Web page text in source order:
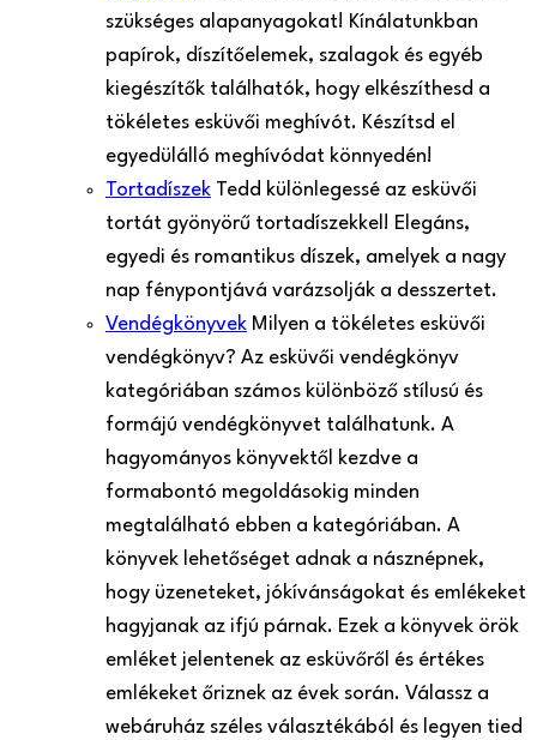
szükséges alapanyagokat! Kínálatunkban
papírok, díszítőelemek, szalagok és egyéb
kiegészítők találhatók, hogy elkészíthesd a
tökéletes esküvői meghívót. Készítsd el
egyedülálló meghívódat könnyedén!
Tortadíszek Tedd különlegessé az esküvői
tortát gyönyörű tortadíszekkel! Elegáns,
egyedi és romantikus díszek, amelyek a nagy
nap fénypontjává varázsolják a desszertet.
Vendégkönyvek Milyen a tökéletes esküvői
vendégkönyv? Az esküvői vendégkönyv
kategóriában számos különböző stílusú és
formájú vendégkönyvet találhatunk. A
hagyományos könyvektől kezdve a
formabontó megoldásokig minden
megtalálható ebben a kategóriában. A
könyvek lehetőséget adnak a násznépnek,
hogy üzeneteket, jókívánságokat és emlékeket
hagyjanak az ifjú párnak. Ezek a könyvek örök
emléket jelentenek az esküvőről és értékes
emlékeket őriznek az évek során. Válassz a
webáruház széles választékából és legyen tied